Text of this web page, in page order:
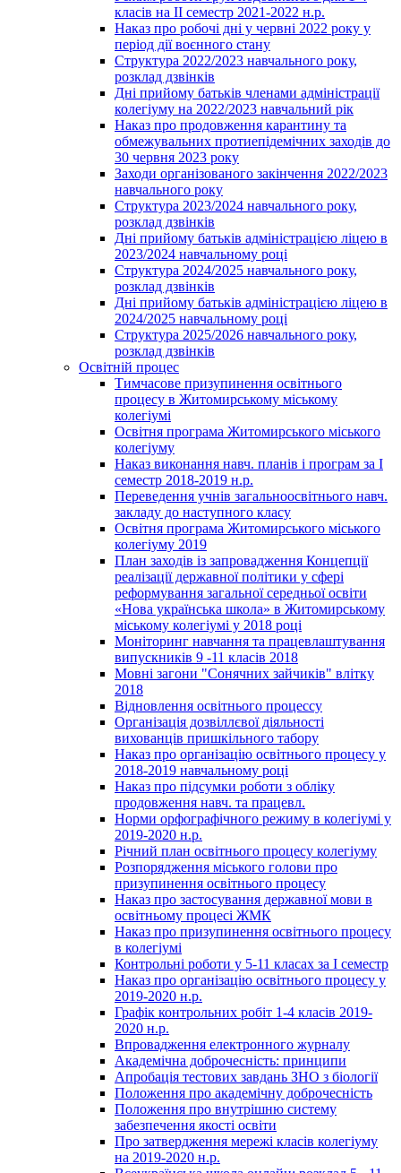
класів на ІІ семестр 2021-2022 н.р.
Наказ про робочі дні у червні 2022 року у
період дії воєнного стану
Структура 2022/2023 навчального року,
розклад дзвінків
Дні прийому батьків членами адміністрації
колегіуму на 2022/2023 навчальний рік
Наказ про продовження карантину та
обмежувальних протиепідемічних заходів до
30 червня 2023 року
Заходи організованого закінчення 2022/2023
навчального року
Структура 2023/2024 навчального року,
розклад дзвінків
Дні прийому батьків адміністрацією ліцею в
2023/2024 навчальному році
Структура 2024/2025 навчального року,
розклад дзвінків
Дні прийому батьків адміністрацією ліцею в
2024/2025 навчальному році
Структура 2025/2026 навчального року,
розклад дзвінків
Освітній процес
Тимчасове призупинення освітнього
процесу в Житомирському міському
колегіумі
Освітня програма Житомирського міського
колегіуму
Наказ виконання навч. планів і програм за І
семестр 2018-2019 н.р.
Переведення учнів загальноосвітнього навч.
закладу до наступного класу
Освітня програма Житомирського міського
колегіуму 2019
План заходів із запровадження Концепції
реалізації державної політики у сфері
реформування загальної середньої освіти
«Нова українська школа» в Житомирському
міському колегіумі у 2018 році
Моніторинг навчання та працевлаштування
випускників 9 -11 класів 2018
Мовні загони "Сонячних зайчиків" влітку
2018
Відновлення освітнього процессу
Організація дозвіллєвої діяльності
вихованців пришкільного табору
Наказ про організацію освітнього процесу у
2018-2019 навчальному році
Наказ про підсумки роботи з обліку
продовження навч. та працевл.
Норми орфографічного режиму в колегіумі у
2019-2020 н.р.
Річний план освітнього процесу колегіуму
Розпорядження міського голови про
призупинення освітнього процесу
Наказ про застосування державної мови в
освітньому процесі ЖМК
Наказ про призупинення освітнього процесу
в колегіумі
Контрольні роботи у 5-11 класах за І семестр
Наказ про організацію освітнього процесу у
2019-2020 н.р.
Графік контрольних робіт 1-4 класів 2019-
2020 н.р.
Впровадження електронного журналу
Академічна доброчесність: принципи
Апробація тестових завдань ЗНО з біології
Положення про академічну доброчесність
Положення про внутрішню систему
забезпечення якості освіти
Про затвердження мережі класів колегіуму
на 2019-2020 н.р.